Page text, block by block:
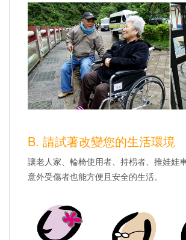
B. 請試著改變您的生活環境
讓老人家、輪椅使用者、持枴者、推娃娃
意外受傷者也能方便且安全的生活。